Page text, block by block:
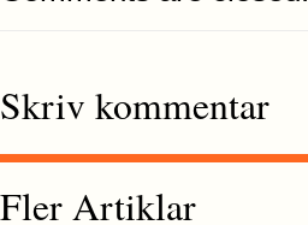
Skriv kommentar
Fler Artiklar